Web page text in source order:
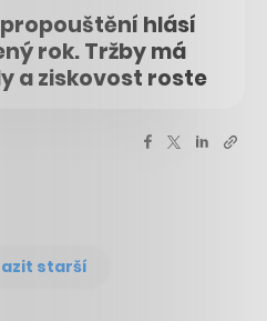
hlásí
rok. Tržby má
a ziskovost roste
starší